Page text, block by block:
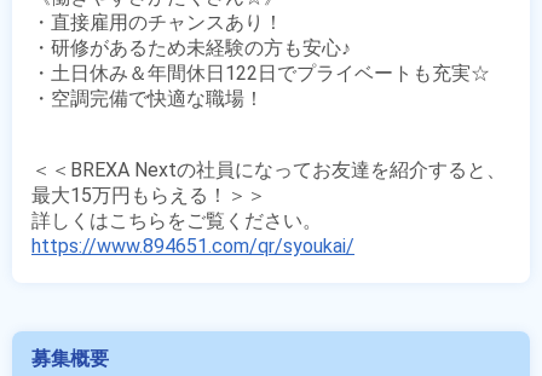
・直接雇用のチャンスあり！
・研修があるため未経験の方も安心♪
・土日休み＆年間休日122日でプライベートも充実☆
・空調完備で快適な職場！
＜＜BREXA Nextの社員になってお友達を紹介すると、
最大15万円もらえる！＞＞
https://www.894651.com/qr/syoukai/
募集概要